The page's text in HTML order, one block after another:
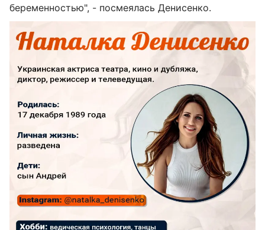
беременностью", - посмеялась Денисенко.